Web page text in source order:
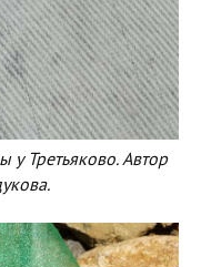
у Третьяково. Автор